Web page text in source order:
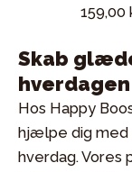
159,00
Skab
hverdagen
Hos Happy
hjælpe dig med
hverdag.